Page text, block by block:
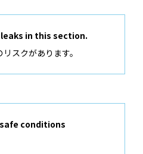
in this section.
スクがあります。
conditions